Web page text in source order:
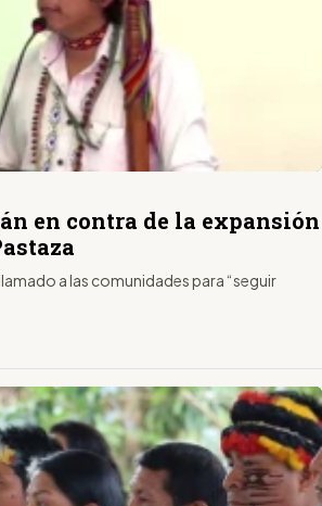
en contra de la expansión
a las comunidades para “seguir